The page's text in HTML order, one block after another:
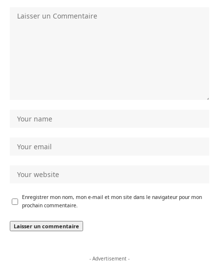
Enregistrer mon nom, mon e-mail et mon site dans le navigateur pour mon
prochain commentaire.
- Advertisement -